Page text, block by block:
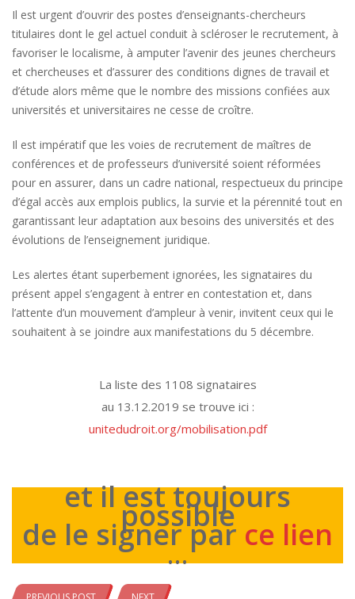
Il est urgent d’ouvrir des postes d’enseignants-chercheurs
titulaires dont le gel actuel conduit à scléroser le recrutement, à
favoriser le localisme, à amputer l’avenir des jeunes chercheurs
et chercheuses et d’assurer des conditions dignes de travail et
d’étude alors même que le nombre des missions confiées aux
universités et universitaires ne cesse de croître.
Il est impératif que les voies de recrutement de maîtres de
conférences et de professeurs d’université soient réformées
pour en assurer, dans un cadre national, respectueux du principe
d’égal accès aux emplois publics, la survie et la pérennité tout en
garantissant leur adaptation aux besoins des universités et des
évolutions de l’enseignement juridique.
Les alertes étant superbement ignorées, les signataires du
présent appel s’engagent à entrer en contestation et, dans
l’attente d’un mouvement d’ampleur à venir, invitent ceux qui le
souhaitent à se joindre aux manifestations du 5 décembre.
La liste des 1108 signataires
au 13.12.2019 se trouve ici :
unitedudroit.org/mobilisation.pdf
et il est toujours
possible
de le signer par ce lien
…